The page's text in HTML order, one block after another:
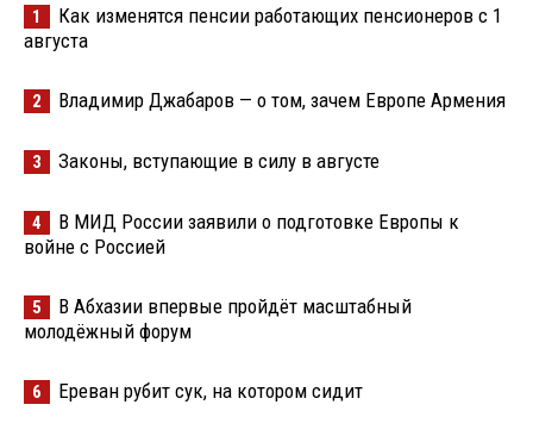
1
Как изменятся пенсии работающих пенсионеров с 1
августа
2 Владимир Джабаров — о том, зачем Европе Армения
3 Законы, вступающие в силу в августе
4
В МИД России заявили о подготовке Европы к
войне с Россией
5
В Абхазии впервые пройдёт масштабный
молодёжный форум
6 Ереван рубит сук, на котором сидит